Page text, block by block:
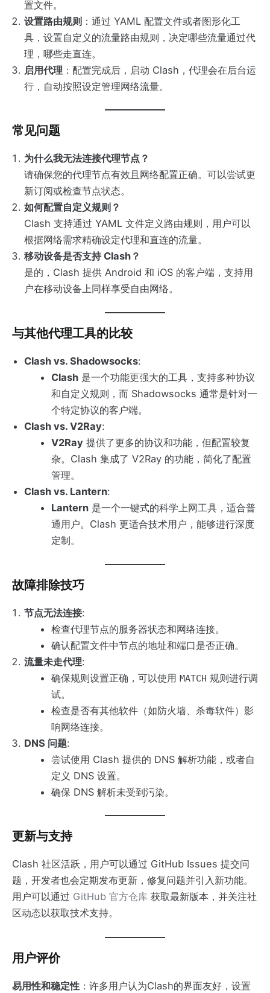
置文件。
设置路由规则 ：通过 YAML 配置文件或者图形化工
具，设置自定义的流量路由规则，决定哪些流量通过代
理，哪些走直连。
启用代理 ：配置完成后，启动 Clash，代理会在后台运
行，自动按照设定管理网络流量。
常见问题
为什么我无法连接代理节点？
请确保您的代理节点有效且网络配置正确。可以尝试更
新订阅或检查节点状态。
如何配置自定义规则？
Clash 支持通过 YAML 文件定义路由规则，用户可以
根据网络需求精确设定代理和直连的流量。
移动设备是否支持 Clash？
是的，Clash 提供 Android 和 iOS 的客户端，支持用
户在移动设备上同样享受自由网络。
与其他代理工具的比较
Clash vs. Shadowsocks:
Clash是一个功能更强大的工具，支持多种协议
和自定义规则，而 Shadowsocks 通常是针对一
个特定协议的客户端。
Clash vs. V2Ray:
V2Ray提供了更多的协议和功能，但配置较复
杂。Clash 集成了 V2Ray 的功能，简化了配置
管理。
Clash vs. Lantern:
Lantern是一个一键式的科学上网工具，适合普
通用户。Clash 更适合技术用户，能够进行深度
定制。
故障排除技巧
节点无法连接:
检查代理节点的服务器状态和网络连接。
确认配置文件中节点的地址和端口是否正确。
流量未走代理:
确保规则设置正确，可以使用 MATCH 规则进行调
试。
检查是否有其他软件（如防火墙、杀毒软件）影
响网络连接。
DNS 问题:
尝试使用 Clash 提供的 DNS 解析功能，或者自
定义 DNS 设置。
确保 DNS 解析未受到污染。
更新与支持
Clash 社区活跃，用户可以通过 GitHub Issues 提交问
题，开发者也会定期发布更新，修复问题并引入新功能。
用户可以通过 GitHub 官方仓库 获取最新版本，并关注社
区动态以获取技术支持。
用户评价
易用性和稳定性 ：许多用户认为Clash的界面友好，设置